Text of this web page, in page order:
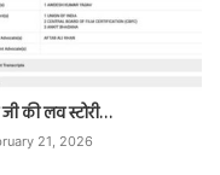
की लव स्टोरी…
21, 2026